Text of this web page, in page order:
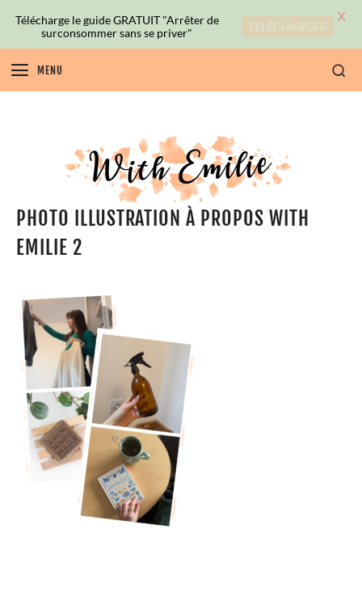
MENU
PHOTO ILLUSTRATION À PROPOS WITH
EMILIE 2
Télécharge le guide GRATUIT "Arrêter de
surconsommer sans se priver"
TÉLÉCHARGER
X